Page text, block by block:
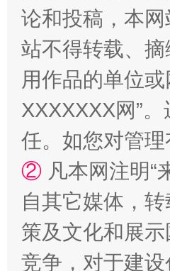
国家大学科技园优化重
论和投稿，本
站不得转载、
用作品的单位
XXXXXXX网”
任。如您对管
② 凡本网注明“
自其它媒体，
策及文化和展
竞争，对于建